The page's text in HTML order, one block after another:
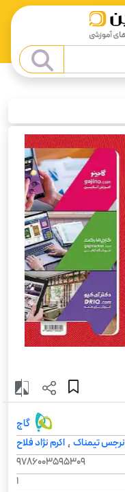
گاج
نرجس تیمناک ،اکرم نژاد فلاح
9786003595309
1